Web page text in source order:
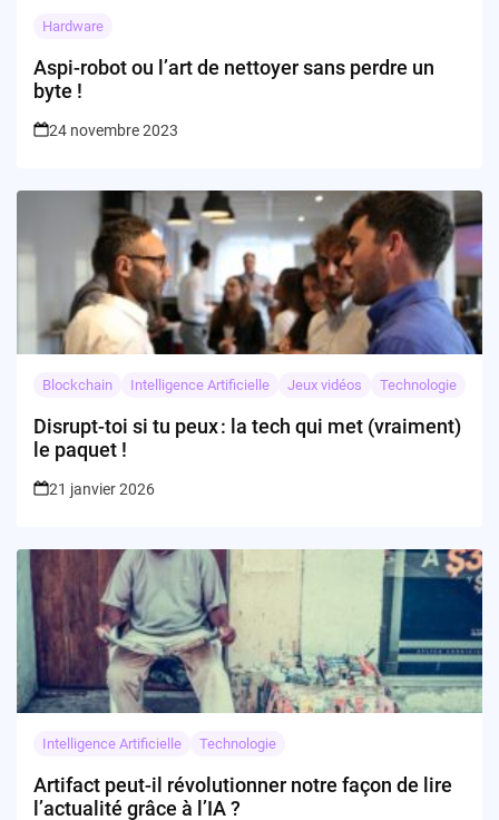
Hardware
Aspi-robot ou l’art de nettoyer sans perdre un
byte !
24 novembre 2023
Blockchain Intelligence Artificielle Jeux vidéos Technologie
Disrupt-toi si tu peux : la tech qui met (vraiment)
le paquet !
21 janvier 2026
Intelligence Artificielle Technologie
Artifact peut-il révolutionner notre façon de lire
l’actualité grâce à l’IA ?